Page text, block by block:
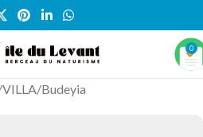
0
VILLA/Budeyia